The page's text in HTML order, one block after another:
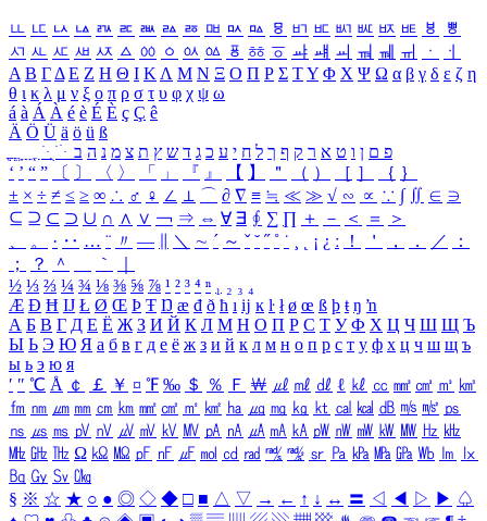
ㅥ ㅦ ㅧ ㅨ ㅩ ㅪ ㅫ ㅬ ㅭ ㅮ ㅯ ㅰ ㅱ ㅲ ㅳ ㅴ ㅵ ㅶ ㅷ ㅸ
ㅹ
ㅺ ㅻ ㅼ ㅽ ㅾ ㅿ ㆀ ㆁ ㆂ ㆃ ㆄ ㆅ ㆆ ㆇ ㆈ ㆉ ㆊ ㆋ ㆌ ㆍ
ㆎ
Α Β ΓΔ Ε Ζ Η Θ Ι ΚΛ Μ Ν Ξ Ο Π Ρ Σ ΤΥ Φ Χ Ψ Ω α β γ δ ε ζ η
θ ι κ λ μ ν ξ ο π ρ σ τ υ φ χ ψ ω
á à Á À é è É È ç Ç ê
Ä Ö Ü ä ö ü ß
ִֶֹ ֻּ ׁׂ פ ם ן ו ט א ר ק ף ך ל ח י ע כ ג ד ש ץ ת צ מ נ ה ב
‘ ’ “ ” 〔 〕 〈 〉 「 」 『 』 【 】 ＂ （ ） ［ ］ ｛ ｝
± × ÷ ≠ ≤ ≥ ∞ ∴ ♂ ♀ ∠ ⊥ ⌒ ∂ ∇ ≡ ≒ ≪ ≫ √ ∽ ∝ ∵ ∫ ∬ ∈ ∋
⊆ ⊇ ⊂ ⊃ ∪ ∩ ∧ ∨ ￢ ⇒ ⇔ ∀ ∃ ∮ ∑ ∏ ＋ － ＜ ＝
＞
、
。 · ‥ … ¨ 〃 ― ＼ ∼ ´ ～ ˇ ˘ ˝ ˚ ˙ ¸ ¡ ¿ ː ！ ＇ ， ． ／
：
；
？ ＾ ｀
½ ⅓ ⅔ ¼ ¾ ⅛ ⅜ ⅝ ⅞ ¹ ² ³ ⁴ ⁿ ₁ ₂ ₃ ₄
Æ Ð Ħ Ĳ Ł Ø Œ Þ Ŧ Ŋ æ đ ð ħ ı ĳ ĸ ŀ ł ø œ ß þ ŧ ŋ ŉ
А Б В Г Д Е Ё Ж З И Й К Л М Н О П Р С Т У Ф Х Ц Ч Ш Щ Ъ
Ы Ь Э Ю Я а б в г д е ё ж з и й к л м н о п р с т у ф х ц ч ш щ ъ
ы ь э ю я
′ ″ ℃ Å ￠ ￡ ￥ ¤ ℉ ‰ ＄ ％ Ｆ ￦ ㎕ ㎖ ㎗ ℓ ㎘ ㏄ ㎣ ㎤ ㎥ ㎦
㎙ ㎚ ㎛ ㎜ ㎝ ㎞ ㎟ ㎠ ㎡ ㎢ ㏊ ㎍ ㎎ ㎏ ㏏ ㎈ ㎉ ㏈ ㎧ ㎨ ㎰
㎱ ㎲ ㎳ ㎴ ㎵ ㎶ ㎷ ㎸ ㎹ ㎀ ㎁ ㎂ ㎃ ㎄ ㎺ ㎻ ㎽ ㎾ ㎿ ㎐ ㎑
㎒ ㎓ ㎔ Ω ㏀ ㏁ ㎊ ㎋ ㎌ ㏖ ㏅ ㎭ ㎮ ㎯ ㏛ ㎩ ㎪ ㎫ ㎬ ㏝ ㏐
㏓
㏃ ㏉ ㏜ ㏆
§ ※ ☆ ★ ○ ● ◎ ◇ ◆ □ ■ △ ▽ → ← ↑ ↓ ↔ 〓 ◁ ◀ ▷ ▶ ♤